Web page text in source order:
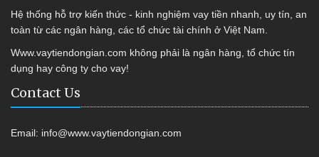
Hệ thống hỗ trợ kiến thức - kinh nghiệm vay tiền nhanh, uy tín, an
toàn từ các ngân hàng, các tổ chức tài chính ở Việt Nam.
Www.vaytiendongian.com không phải là ngân hàng, tổ chức tín
dụng hay công ty cho vay!
Contact Us
Email: info@www.vaytiendongian.com